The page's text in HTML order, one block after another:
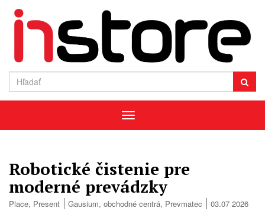
Menu
Robotické čistenie pre
moderné prevádzky
Place, Present Gausium, obchodné centrá, Prevmatec 03.07 2026